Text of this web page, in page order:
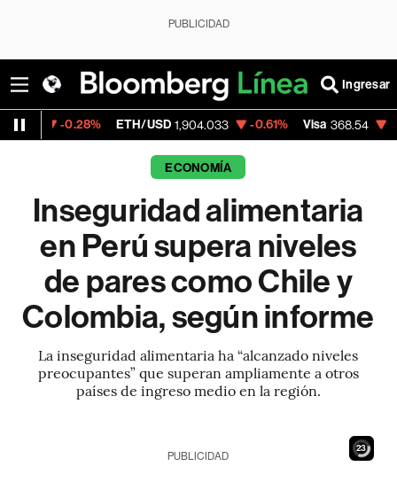
PUBLICIDAD
Ingresar
ETH/USD 1,904.033 -0.61% Visa 368.54 -0.28%
ECONOMÍA
Inseguridad alimentaria
en Perú supera niveles
de pares como Chile y
Colombia, según informe
La inseguridad alimentaria ha “alcanzado niveles
preocupantes” que superan ampliamente a otros
países de ingreso medio en la región.
21
PUBLICIDAD